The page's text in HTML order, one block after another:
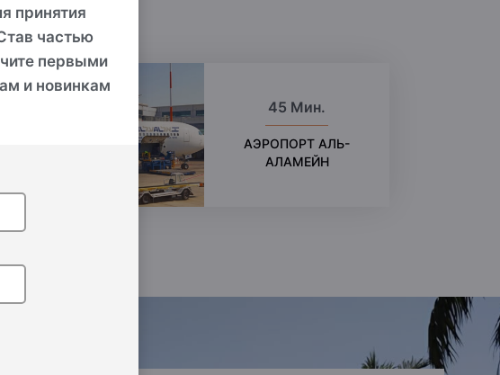
45 Мин.
АЭРОПОРТ АЛЬ-
АЛАМЕЙН
принятия
частью
первыми
и новинкам